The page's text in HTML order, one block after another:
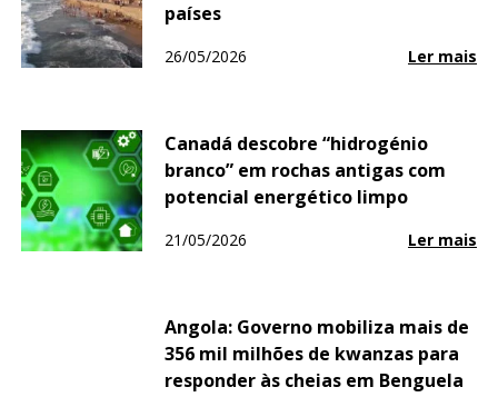
países
26/05/2026 Ler mais
Canadá descobre “hidrogénio
branco” em rochas antigas com
potencial energético limpo
21/05/2026 Ler mais
Angola: Governo mobiliza mais de
356 mil milhões de kwanzas para
responder às cheias em Benguela